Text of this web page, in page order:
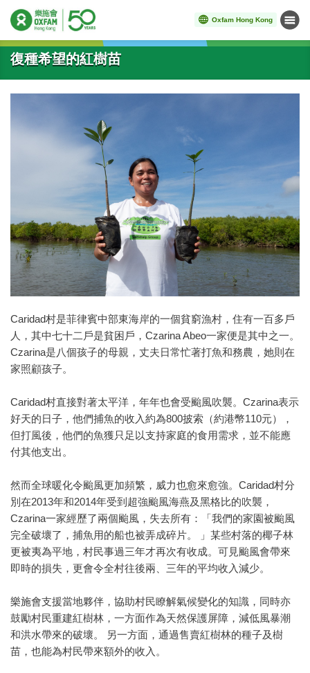
Oxfam Hong Kong Menu
Start main content
復種希望的紅樹苗
Caridad村是菲律賓中部東海岸的一個貧窮漁村，住有一百多戶
人，其中七十二戶是貧困戶，Czarina Abeo一家便是其中之一。
Czarina是八個孩子的母親，丈夫日常忙著打魚和務農，她則在
家照顧孩子。
Caridad村直接對著太平洋，年年也會受颱風吹襲。Czarina表示
好天的日子，他們捕魚的收入約為800披索（約港幣110元），
但打風後，他們的魚獲只足以支持家庭的食用需求，並不能應
付其他支出。
然而全球暖化令颱風更加頻繁，威力也愈來愈強。Caridad村分
別在2013年和2014年受到超強颱風海燕及黑格比的吹襲，
Czarina一家經歷了兩個颱風，失去所有：「我們的家園被颱風
完全破壞了，捕魚用的船也被弄成碎片。 」某些村落的椰子林
更被夷為平地，村民事過三年才再次有收成。可見颱風會帶來
即時的損失，更會令全村往後兩、三年的平均收入減少。
樂施會支援當地夥伴，協助村民瞭解氣候變化的知識，同時亦
鼓勵村民重建紅樹林，一方面作為天然保護屏障，減低風暴潮
和洪水帶來的破壞。 另一方面，通過售賣紅樹林的種子及樹
苗，也能為村民帶來額外的收入。